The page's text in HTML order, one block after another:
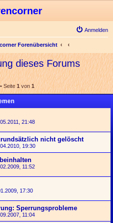
Anmelden
Forenübersicht
dieses Forums
Seite1von1
21:48
nicht gelöscht
19:30
11:52
17:30
Sperrungsprobleme
11:04